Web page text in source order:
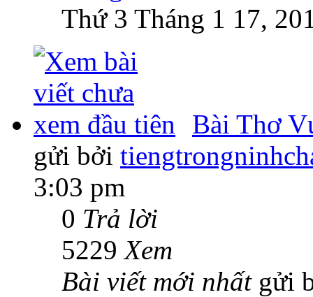
Thứ 3 Tháng 1 17,
Bài Thơ
gửi bởi
3:03 pm
0 Trả lời
5229Xem
Bài viết mới nhất gửi